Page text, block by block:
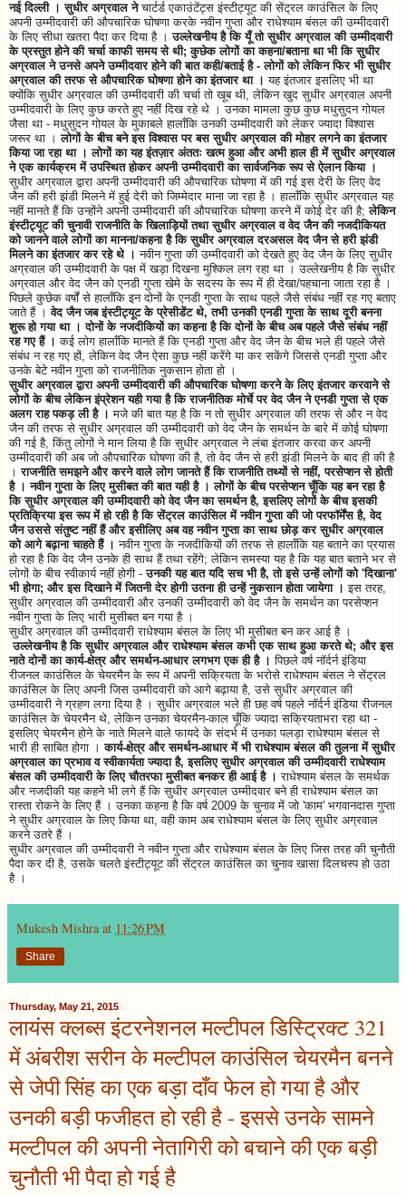
नई दिल्ली । सुधीर अग्रवाल नेचार्टर्ड एकाउंटेंट्स इंस्टीट्यूट की सेंट्रल काउंसिल के लिए
अपनी उम्मीदवारी की औपचारिक घोषणा करके नवीन गुप्ता और राधेश्याम बंसल की उम्मीदवारी
के लिए सीधा खतरा पैदा कर दिया है ।उल्लेखनीय है कि यूँ तो सुधीर अग्रवाल की उम्मीदवारी
के प्रस्तुत होने की चर्चा काफी समय से थी; कुछेक लोगों का कहना/बताना था भी कि सुधीर
अग्रवाल ने उनसे अपने उम्मीदवार होने की बात कही/बताई है - लोगों को लेकिन फिर भी सुधीर
अग्रवाल की तरफ से औपचारिक घोषणा होने का इंतजार था । यह इंतजार इसलिए भी था
क्योंकि सुधीर अग्रवाल की उम्मीदवारी की चर्चा तो खूब थी, लेकिन खुद सुधीर अग्रवाल अपनी
उम्मीदवारी के लिए कुछ करते हुए नहीं दिख रहे थे । उनका मामला कुछ कुछ मधुसुदन गोयल
जैसा था - मधुसुदन गोयल के मुकाबले हालाँकि उनकी उम्मीदवारी को लेकर ज्यादा विश्वास
जरूर था ।लोगों के बीच बनेइस विश्वास पर बस सुधीर अग्रवाल की मोहर लगने का इंतजार
किया जा रहा था । लोगों का यह इंतज़ार अंततः खत्म हुआ और अभी हाल ही में सुधीर अग्रवाल
ने एक कार्यक्रम में उपस्थित होकर अपनी उम्मीदवारी का सार्वजनिक रूप से ऐलान किया ।
सुधीर अग्रवाल द्वारा अपनी उम्मीदवारी की औपचारिक घोषणा में की गई इस देरी के लिए वेद
जैन की हरी झंडी मिलने में हुई देरी को जिम्मेदार माना जा रहा है । हालाँकि सुधीर अग्रवाल यह
नहीं मानते हैं कि उन्होंने अपनी उम्मीदवारी की औपचारिक घोषणा करने में कोई देर की है;लेकिन
इंस्टीट्यूट की चुनावी राजनीति के खिलाड़ियों तथा सुधीर अग्रवाल व वेद जैन की नजदीकियत
को जानने वाले लोगों का मानना/कहना है कि सुधीर अग्रवाल दरअसल वेद जैन से हरी झंडी
मिलने का इंतजार कर रहे थे । नवीन गुप्ता की उम्मीदवारी को देखते हुए वेद जैन के लिए सुधीर
अग्रवाल की उम्मीदवारी के पक्ष में खड़ा दिखना मुश्किल लग रहा था । उल्लेखनीय है कि सुधीर
अग्रवाल और वेद जैन को एनडी गुप्ता खेमे के सदस्य के रूप में ही देखा/पहचाना जाता रहा है ।
पिछले कुछेक वर्षों से हालाँकि इन दोनों के एनडी गुप्ता के साथ पहले जैसे संबंध नहीं रह गए बताए
जाते हैं ।वेद जैन जब इंस्टीट्यूट के प्रेसीडेंट थे, तभी उनकी एनडी गुप्ता के साथ दूरी बनना
शुरू हो गया था । दोनों के नजदीकियों का कहना है कि दोनों के बीच अब पहले जैसे संबंध नहीं
रह गए हैं । कई लोग हालाँकि मानते हैं कि एनडी गुप्ता और वेद जैन के बीच भले ही पहले जैसे
संबंध न रह गए हों, लेकिन वेद जैन ऐसा कुछ नहीं करेंगे या कर सकेंगे जिससे एनडी गुप्ता और
उनके बेटे नवीन गुप्ता को राजनीतिक नुकसान होता हो ।
सुधीर अग्रवाल द्वारा अपनी उम्मीदवारी की औपचारिक घोषणा करने के लिए इंतजार करवाने से
लोगों के बीच लेकिन इंप्रेशन यही गया है कि राजनीतिक मोर्चे पर वेद जैन ने एनडी गुप्ता से एक
अलग राह पकड़ ली है । मजे की बात यह है कि न तो सुधीर अग्रवाल की तरफ से और न वेद
जैन की तरफ से सुधीर अग्रवाल की उम्मीदवारी को वेद जैन के समर्थन के बारे में कोई घोषणा
की गई है, किंतु लोगों ने मान लिया है कि सुधीर अग्रवाल ने लंबा इंतजार करवा कर अपनी
उम्मीदवारी की अब जो औपचारिक घोषणा की है, तो वेद जैन से हरी झंडी मिलने के बाद ही की है
।राजनीति समझने और करने वाले लोग जानते हैं कि राजनीति तथ्यों से नहीं, परसेप्शन से होती
है । नवीन गुप्ता के लिए मुसीबत की बात यही है । लोगों के बीच परसेप्शन चूँकि यह बन रहा है
कि सुधीर अग्रवाल की उम्मीदवारी को वेद जैन का समर्थन है, इसलिए लोगों के बीच इसकी
प्रतिक्रिया इस रूप में हो रही है कि सेंट्रल काउंसिल में नवीन गुप्ता की जो परफॉर्मेंस है, वेद
जैन उससे संतुष्ट नहीं हैं और इसीलिए अब वह नवीन गुप्ता का साथ छोड़ कर सुधीर अग्रवाल
को आगे बढ़ाना चाहते हैं । नवीन गुप्ता के नजदीकियों की तरफ से हालाँकि यह बताने का प्रयास
हो रहा है कि वेद जैन उनके ही साथ हैं तथा रहेंगे; लेकिन समस्या यह है कि यह बात बताने भर से
लोगों के बीच स्वीकार्य नहीं होगी -उनकी यह बात यदि सच भी है, तो इसे उन्हें लोगों को 'दिखाना'
भी होगा; और इस दिखाने में जितनी देर होगी उतना ही उन्हें नुकसान होता जायेगा । इस तरह,
सुधीर अग्रवाल की उम्मीदवारी और उनकी उम्मीदवारी को वेद जैन के समर्थन का परसेप्शन
नवीन गुप्ता के लिए भारी मुसीबत बन गया है ।
सुधीर अग्रवाल की उम्मीदवारी राधेश्याम बंसल के लिए भी मुसीबत बन कर आई है ।
उल्लेखनीय है कि सुधीर अग्रवाल और राधेश्याम बंसल कभी एक साथ हुआ करते थे; और इस
नाते दोनों का कार्य-क्षेत्र और समर्थन-आधार लगभग एक ही है । पिछले वर्ष नॉर्दर्न इंडिया
रीजनल काउंसिल के चेयरमैन के रूप में अपनी सक्रियता के भरोसे राधेश्याम बंसल ने सेंट्रल
काउंसिल के लिए अपनी जिस उम्मीदवारी को आगे बढ़ाया है, उसे सुधीर अग्रवाल की
उम्मीदवारी ने ग्रहण लगा दिया है । सुधीर अग्रवाल भले ही छह वर्ष पहले नॉर्दर्न इंडिया रीजनल
काउंसिल के चेयरमैन थे, लेकिन उनका चेयरमैन-काल चूँकि ज्यादा सक्रियताभरा रहा था -
इसलिए चेयरमैन होने के नाते मिलने वाले फायदे के संदर्भ में उनका पलड़ा राधेश्याम बंसल से
भारी ही साबित होगा ।कार्य-क्षेत्र और समर्थन-आधार में भी राधेश्याम बंसल की तुलना में सुधीर
अग्रवाल का प्रभाव व स्वीकार्यता ज्यादा है, इसलिए सुधीर अग्रवाल की उम्मीदवारी राधेश्याम
बंसल की उम्मीदवारी के लिए चौतरफा मुसीबत बनकर ही आई है । राधेश्याम बंसल के समर्थक
और नजदीकी यह कहने भी लगे हैं कि सुधीर अग्रवाल उम्मीदवार बने ही राधेश्याम बंसल का
रास्ता रोकने के लिए हैं । उनका कहना है कि वर्ष 2009 के चुनाव में जो 'काम' भगवानदास गुप्ता
ने सुधीर अग्रवाल के लिए किया था, वही काम अब राधेश्याम बंसल के लिए सुधीर अग्रवाल
करने उतरे हैं ।
सुधीर अग्रवाल की उम्मीदवारी ने नवीन गुप्ता और राधेश्याम बंसल के लिए जिस तरह की चुनौती
पैदा कर दी है, उसके चलते इंस्टीट्यूट की सेंट्रल काउंसिल का चुनाव खासा दिलचस्प हो उठा
है ।
Mukesh Mishra at 11:26 PM
Share
Thursday, May 21, 2015
लायंस क्लब्स इंटरनेशनल मल्टीपल डिस्ट्रिक्ट 321
में अंबरीश सरीन के मल्टीपल काउंसिल चेयरमैन बनने
से जेपी सिंह का एक बड़ा दाँव फेल हो गया है और
उनकी बड़ी फजीहत हो रही है - इससे उनके सामने
मल्टीपल की अपनी नेतागिरी को बचाने की एक बड़ी
चुनौती भी पैदा हो गई है